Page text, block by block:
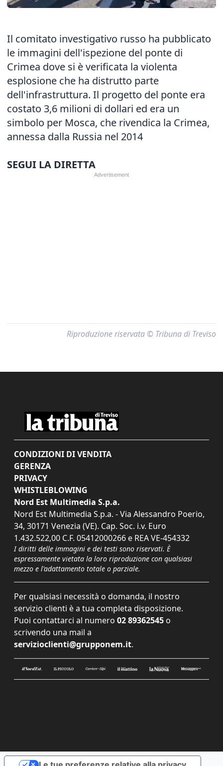
Il comitato investigativo russo ha pubblicato
le immagini dell'ispezione del ponte di
Crimea dove si è verificata la violenta
esplosione che ha distrutto parte
dell'infrastruttura. Il progetto del ponte era
costato 3,6 milioni di dollari ed era un
simbolo per Mosca, che rivendica la Crimea,
annessa dalla Russia nel 2014
SEGUI LA DIRETTA
Riproduzione riservata © Tribuna di Treviso
CONDIZIONI DI VENDITA
GERENZA
PRIVACY
WHISTLEBLOWING
Nord Est Multimedia S.p.a.
Nord Est Multimedia S.p.a. - Via Alessandro Poerio,
34, 30171 Venezia (VE). Cap. Soc. i.v. Euro
1.432.522,00 C.F. 05412000266 e REA VE-454332
I diritti delle immagini e dei testi sono riservati. È
espressamente vietata la loro riproduzione con qualsiasi
mezzo e l'adattamento totale o parziale.
Per qualsiasi necessità o domanda, il nostro
servizio clienti è a tua completa disposizione.
Puoi contattarci al numero 02 89362545 o
scrivendo una mail a
servizioclienti@grupponem.it.